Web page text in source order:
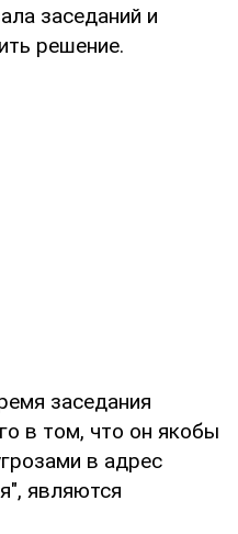
заседаний и
решение.
заседания
в том, что он якобы
в адрес
являются